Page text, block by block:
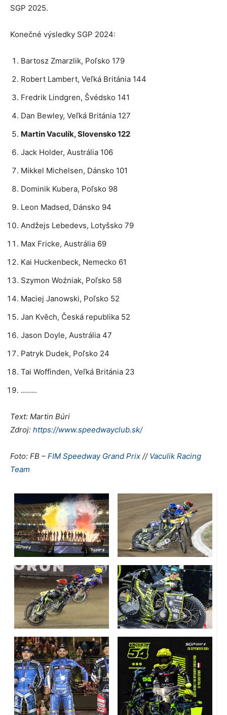
SGP 2025.
Konečné výsledky SGP 2024:
Bartosz Zmarzlik, Poľsko 179
Robert Lambert, Veľká Británia 144
Fredrik Lindgren, Švédsko 141
Dan Bewley, Veľká Británia 127
Martin Vaculík, Slovensko 122
Jack Holder, Austrália 106
Mikkel Michelsen, Dánsko 101
Dominik Kubera, Poľsko 98
Leon Madsed, Dánsko 94
Andžejs Lebedevs, Lotyšsko 79
Max Fricke, Austrália 69
Kai Huckenbeck, Nemecko 61
Szymon Woźniak, Poľsko 58
Maciej Janowski, Poľsko 52
Jan Kvěch, Česká republika 52
Jason Doyle, Austrália 47
Patryk Dudek, Poľsko 24
Tai Woffinden, Veľká Británia 23
……..
Text: Martin Búri
Zdroj: https://www.speedwayclub.sk/
Foto: FB – FIM Speedway Grand Prix // Vaculik Racing
Team